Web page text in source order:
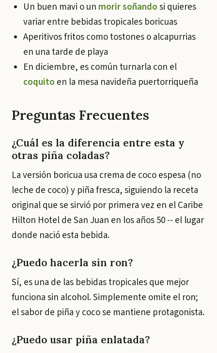
Un buen mavi o un morir soñandosi quieres
variar entre bebidas tropicales boricuas
Aperitivos fritos como tostones o alcapurrias
en una tarde de playa
En diciembre, es común turnarla con el
coquito en la mesa navideña puertorriqueña
Preguntas Frecuentes
¿Cuál es la diferencia entre esta y
otras piña coladas?
La versión boricua usa crema de coco espesa (no
leche de coco) y piña fresca, siguiendo la receta
original que se sirvió por primera vez en el Caribe
Hilton Hotel de San Juan en los años 50 -- el lugar
donde nació esta bebida.
¿Puedo hacerla sin ron?
Sí, es una de las bebidas tropicales que mejor
funciona sin alcohol. Simplemente omite el ron;
el sabor de piña y coco se mantiene protagonista.
¿Puedo usar piña enlatada?